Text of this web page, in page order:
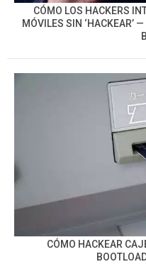
CÓMO LOS HACKERS
MÓVILES SIN ‘HACKEAR’
CÓMO HACKEAR